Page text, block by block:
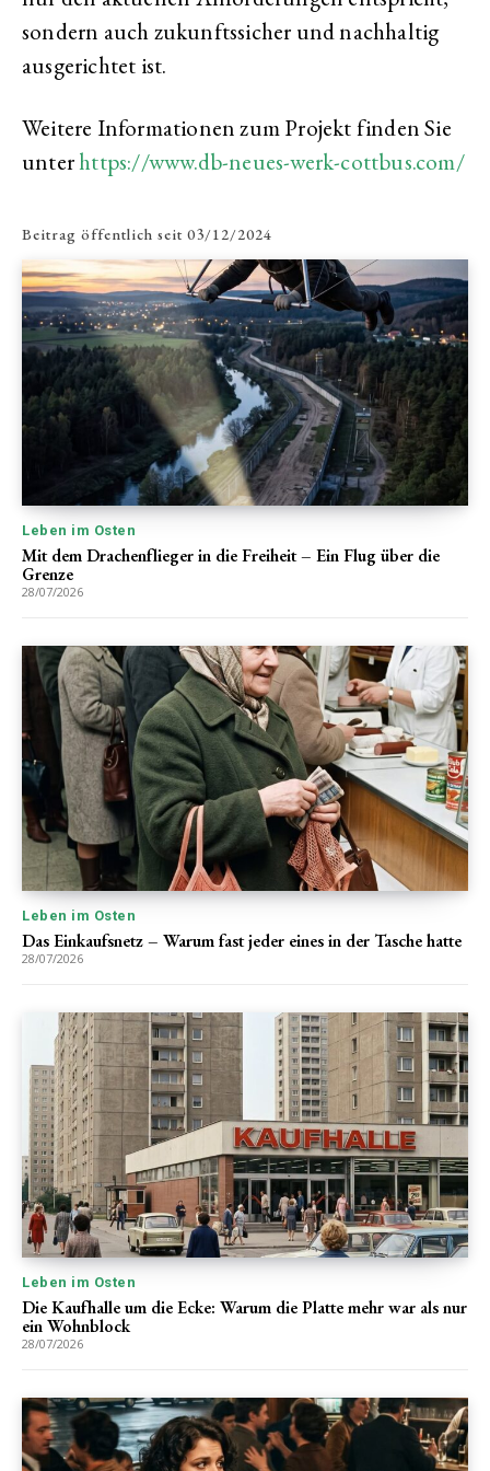
sondern auch zukunftssicher und nachhaltig
ausgerichtet ist.
Weitere Informationen zum Projekt finden Sie
unterhttps://www.db-neues-werk-cottbus.com/
Beitrag öffentlich seit 03/12/2024
Leben im Osten
Mit dem Drachenflieger in die Freiheit – Ein Flug über die
Grenze
28/07/2026
Leben im Osten
Das Einkaufsnetz – Warum fast jeder eines in der Tasche hatte
28/07/2026
Leben im Osten
Die Kaufhalle um die Ecke: Warum die Platte mehr war als nur
ein Wohnblock
28/07/2026